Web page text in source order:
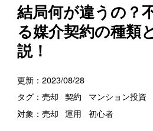
結局何が違うの？
る媒介契約の種類
説！
更新： 2023/08/28
タグ： 売却 契約
マンション投資
対象： 売却 運用 初心者